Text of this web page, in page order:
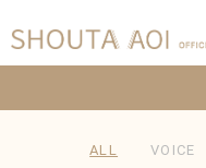
ALL VOICE